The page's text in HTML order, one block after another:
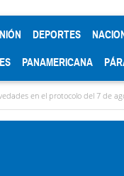
DEPORTES
PANAMERICANA
del 7 de agosto